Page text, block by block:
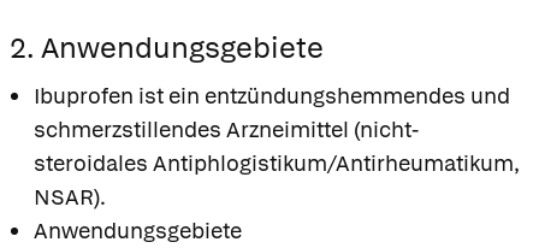
2. Anwendungsgebiete
Ibuprofen ist ein entzündungshemmendes und
schmerzstillendes Arzneimittel (nicht-
steroidales Antiphlogistikum/Antirheumatikum,
NSAR).
Anwendungsgebiete